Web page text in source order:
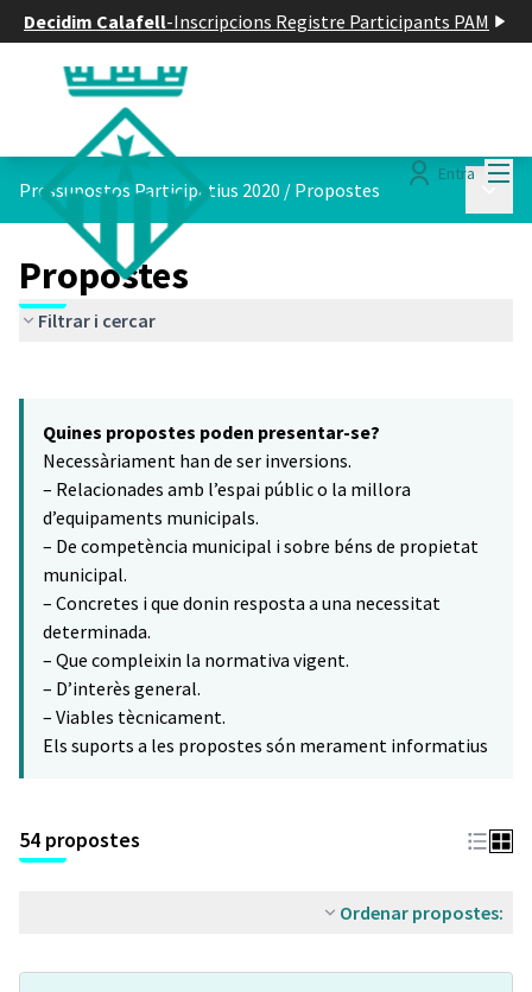
Decidim Calafell-Inscripcions Registre Participants PAM
Entra
Pressupostos Participatius 2020 / Propostes
Propostes
Filtrar i cercar
−
Quines propostes poden presentar-se?
Necessàriament han de ser inversions.
– Relacionades amb l’espai públic o la millora
d’equipaments municipals.
– De competència municipal i sobre béns de propietat
municipal.
– Concretes i que donin resposta a una necessitat
determinada.
– Que compleixin la normativa vigent.
– D’interès general.
– Viables tècnicament.
Els suports a les propostes són merament informatius
54 propostes
Ordenar propostes: